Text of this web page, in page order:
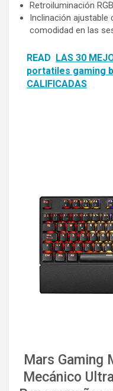
Retroiluminación
Inclinación
comodidad en las
READ
LAS 30
portatiles gaming
CALIFICADAS
Mars Gaming
Mecánico